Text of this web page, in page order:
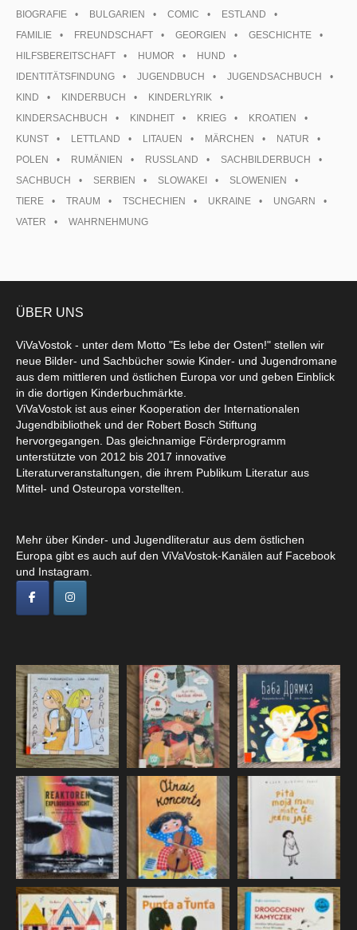
BIOGRAFIE
BULGARIEN COMIC
ESTLAND
FAMILIE
FREUNDSCHAFT GEORGIEN
GESCHICHTE
HILFSBEREITSCHAFT
HUMOR
HUND
IDENTITÄTSFINDUNG
JUGENDBUCH
JUGENDSACHBUCH
KIND
KINDERBUCH
KINDERLYRIK
KINDERSACHBUCH
KINDHEIT KRIEG
KROATIEN
KUNST
LETTLAND LITAUEN MÄRCHEN
NATUR
POLEN
RUMÄNIEN RUSSLAND
SACHBILDERBUCH
SACHBUCH
SERBIEN SLOWAKEI
SLOWENIEN
TIERE
TRAUM TSCHECHIEN UKRAINE
UNGARN
VATER
WAHRNEHMUNG
ÜBER UNS
ViVaVostok - unter dem Motto "Es lebe der Osten!" stellen wir
neue Bilder- und Sachbücher sowie Kinder- und Jugendromane
aus dem mittleren und östlichen Europa vor und geben Einblick
in die dortigen Kinderbuchmärkte.
ViVaVostok ist aus einer Kooperation der Internationalen
Jugendbibliothek und der Robert Bosch Stiftung
hervorgegangen. Das gleichnamige Förderprogramm
unterstützte von 2012 bis 2017 innovative
Literaturveranstaltungen, die ihrem Publikum Literatur aus
Mittel- und Osteuropa vorstellten.
Mehr über Kinder- und Jugendliteratur aus dem östlichen
Europa gibt es auch auf den ViVaVostok-Kanälen auf Facebook
und Instagram.